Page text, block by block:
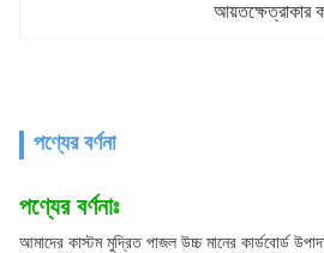
আয়তক্ষেত্রাকার
পণ্যের বর্ণনা
পণ্যের বর্ণনাঃ
আমাদের কাস্টম মুদ্রিত পাজল উচ্চ মানের কার্ডবোর্ড